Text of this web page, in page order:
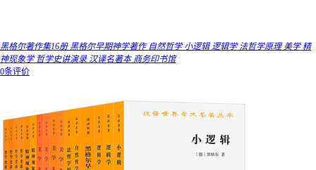
黑格尔著作集16册 黑格尔早期神学著作 自然哲学 小逻辑 逻辑学 法哲学原理 美学 精
神现象学 哲学史讲演录 汉译名著本 商务印书馆
0条评价